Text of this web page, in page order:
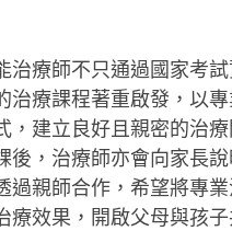
治療師不只通過國家考
治療課程著重啟發，以
，建立良好且親密的治
後，治療師亦會向家長
過親師合作，希望將專
療效果，開啟⽗母與孩